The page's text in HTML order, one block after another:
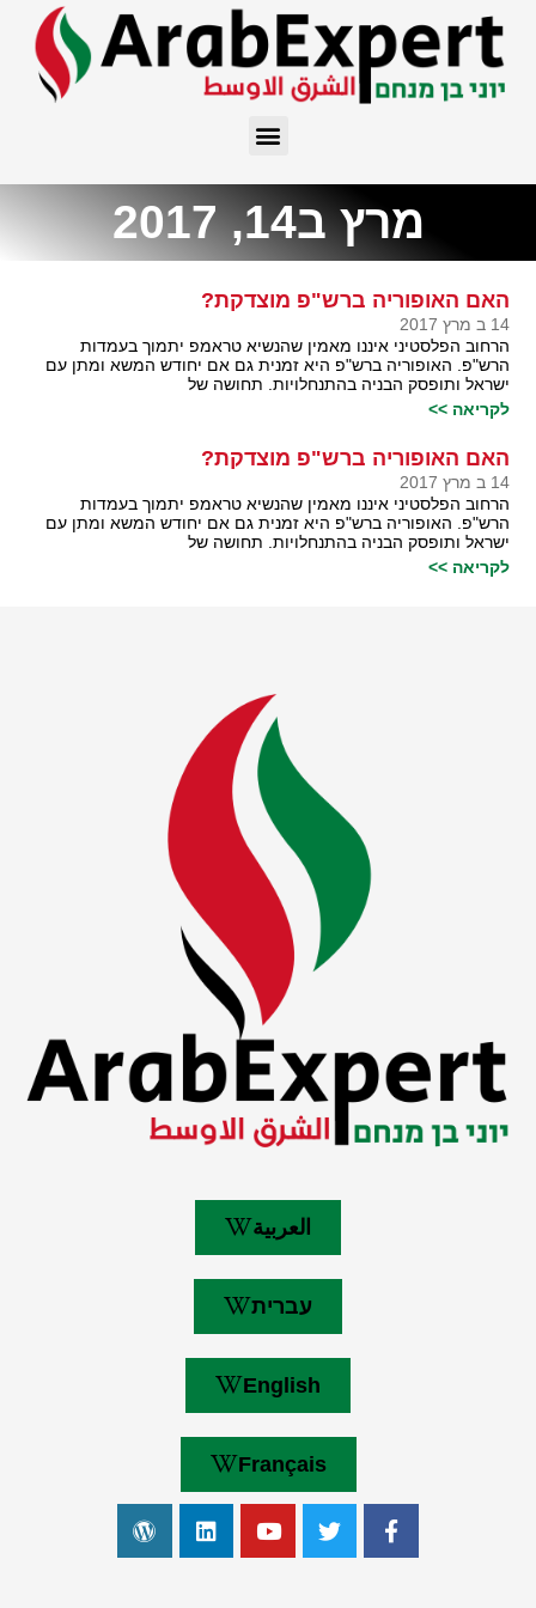
מרץ ב14, 2017
האם האופוריה ברש"פ מוצדקת?
14 ב מרץ 2017
הרחוב הפלסטיני איננו מאמין שהנשיא טראמפ יתמוך בעמדות
הרש"פ. האופוריה ברש"פ היא זמנית גם אם יחודש המשא ומתן עם
ישראל ותופסק הבניה בהתנחלויות. תחושה של
לקריאה >>
האם האופוריה ברש"פ מוצדקת?
14 ב מרץ 2017
הרחוב הפלסטיני איננו מאמין שהנשיא טראמפ יתמוך בעמדות
הרש"פ. האופוריה ברש"פ היא זמנית גם אם יחודש המשא ומתן עם
ישראל ותופסק הבניה בהתנחלויות. תחושה של
לקריאה >>
العربية
עברית
English
Français